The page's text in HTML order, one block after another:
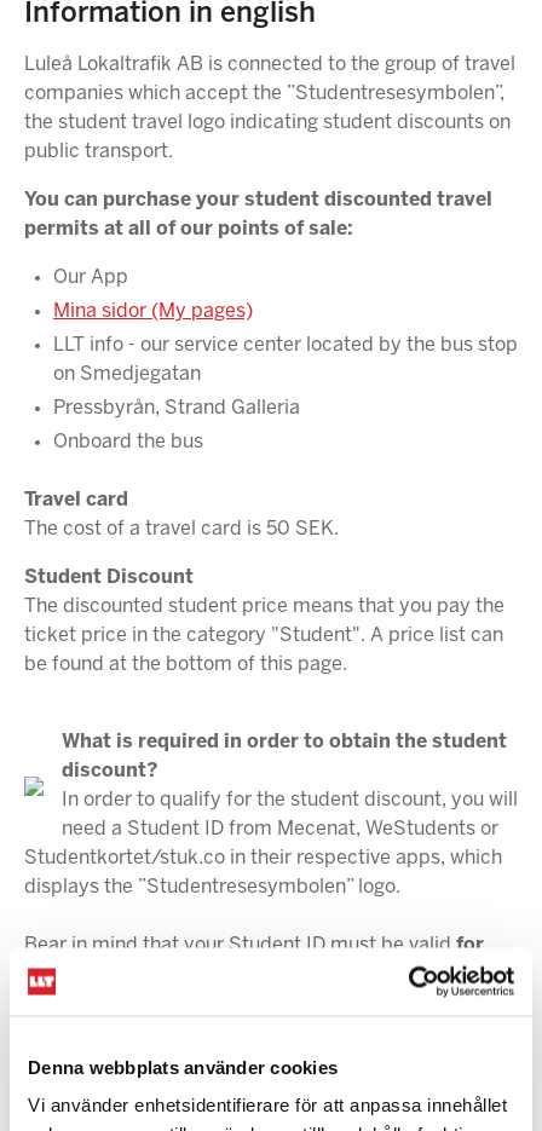
Denna webbplats använder cookies
Vi använder enhetsidentifierare för att anpassa innehållet
Information in english
Luleå Lokaltrafik AB is connected to the group of travel
companies which accept the ”Studentresesymbolen”,
the student travel logo indicating student discounts on
public transport.
You can purchase your student discounted travel
permits at all of our points of sale:
Our App
Mina sidor (My pages)
LLT info - our service center located by the bus stop
on Smedjegatan
Pressbyrån, Strand Galleria
Onboard the bus
Travel card
The cost of a travel card is 50 SEK.
Student Discount
The discounted student price means that you pay the
ticket price in the category "Student". A price list can
be found at the bottom of this page.
What is required in order to obtain the student
discount?
In order to qualify for the student discount, you will
need a Student ID from Mecenat, WeStudents or
Studentkortet/stuk.co in their respective apps, which
displays the ”Studentresesymbolen” logo.
Bear in mind that your Student ID must be valid for
the full duration
of the LLT ticket. Being valid on the
day of purchase is not sufficient. If you have any
get in touch withmecenat.se, westudents.se